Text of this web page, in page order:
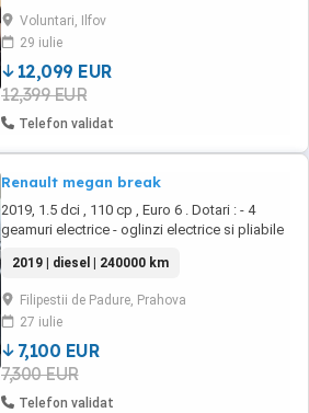
culoare neagra Fuel type: PETROL Gearbox: 6-
SPEED MANU GEARBOX Version: Zen TCe
116 GPF VIN: VF1RFB0 Siguranta : Airbaguri ...
Voluntari, Ilfov
29 iulie
12,099 EUR
12,399 EUR
Telefon validat
Renault megan break
2019, 1.5 dci , 110 cp , Euro 6 . Dotari : - 4
geamuri electrice - oglinzi electrice si pliabile
Led - asistenta la parcare - Dublu climatronic -
comenzi volan - Start stop - senzori de ploaie
lumini - pilot automat - senzori de parcare
fata - ...
2019 | diesel | 240000 km
Filipestii de Padure, Prahova
27 iulie
7,100 EUR
7,300 EUR
Telefon validat